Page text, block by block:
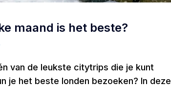
maand is het beste?
van de leukste citytrips die je kunt
je het beste londen bezoeken? In deze